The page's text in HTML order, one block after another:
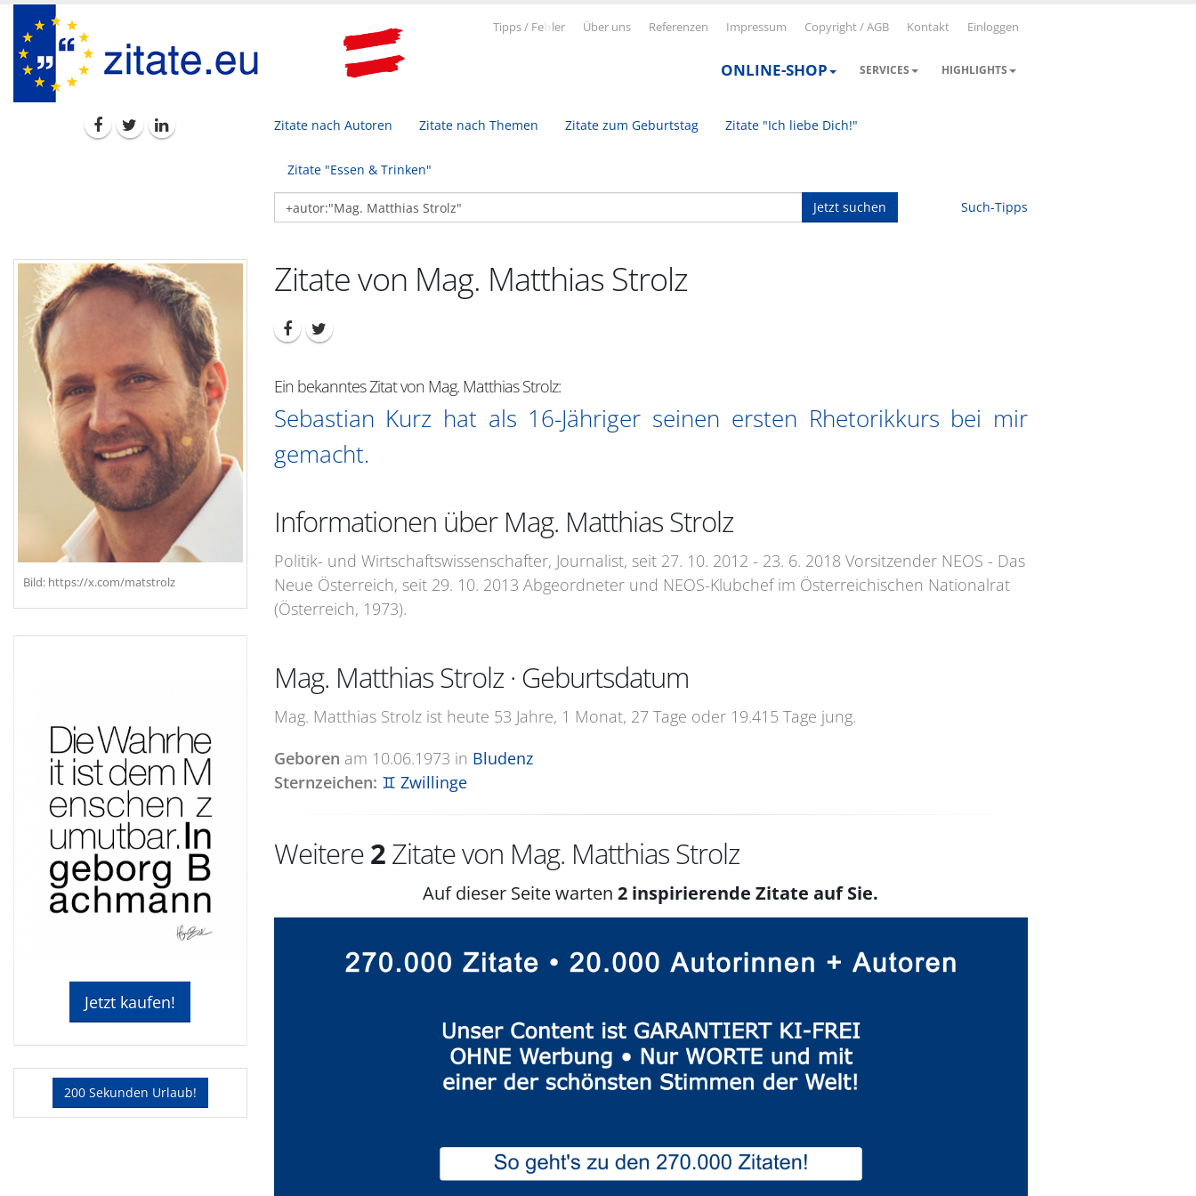
Tipps / Fe ler Über uns Referenzen Impressum Copyright / AGB Kontakt Einloggen
ONLINE-SHOP SERVICES HIGHLIGHTS
Zitate nach Autoren Zitate nach Themen Zitate zum Geburtstag Zitate "Ich liebe Dich!"
Zitate "Essen & Trinken"
Jetzt suchen Such-Tipps
Bild: https://x.com/matstrolz
Jetzt kaufen!
200 Sekunden Urlaub!
Zitate von Mag. Matthias Strolz
Ein bekanntes Zitat von Mag. Matthias Strolz:
Sebastian Kurz hat als 16-Jähriger seinen ersten Rhetorikkurs bei mir
gemacht.
Informationen über Mag. Matthias Strolz
Politik- und Wirtschaftswissenschafter, Journalist, seit 27. 10. 2012 - 23. 6. 2018 Vorsitzender NEOS - Das
Neue Österreich, seit 29. 10. 2013 Abgeordneter und NEOS-Klubchef im Österreichischen Nationalrat
(Österreich, 1973).
Mag. Matthias Strolz · Geburtsdatum
Mag. Matthias Strolz ist heute 53 Jahre, 1 Monat, 27 Tage oder 19.415 Tage jung.
Geboren am 10.06.1973 in Bludenz
Sternzeichen: ♊ Zwillinge
Weitere2Zitate von Mag. Matthias Strolz
Auf dieser Seite warten2 inspirierende Zitate auf Sie.